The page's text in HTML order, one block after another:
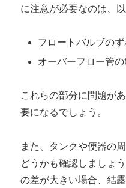
に注意が必要なのは、
フロートバルブの
オーバーフロー管
これらの部分に問題が
要になるでしょう。
また、タンクや便器の
どうかも確認しましょ
の差が大きい場合、結